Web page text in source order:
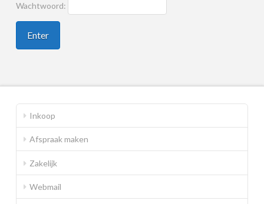
Wachtwoord:
Inkoop
Afspraak maken
Zakelijk
Webmail